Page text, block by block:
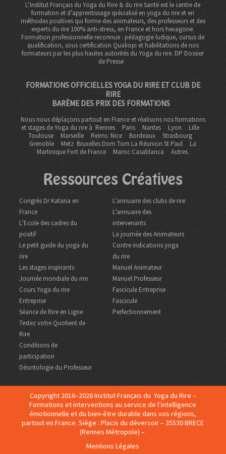
L’Institut Français du Yoga du Rire & du rire Santé est le centre de
formation et d’apprentissage spécialisé en yoga du rire et en
méthodes positives qui forme des animateurs, des professeurs et des
experts du rire 100% anti-stress, en France et hors hexagone.
Formation professionnelle reconnue : pédagogie ludique, cursus de
qualification, sous certification Qualiopi et habilitations de nos
formateurs par les plus hautes autorités du Yoga du rire. DPDossier
de Presse
FORMATIONS OFFICIELLES YOGA DU RIRE ET CLUB DE
RIRE
BARÈME DES PRIX DES FORMATIONS
Nous nous déplaçons partout en France et réalisons nos formations
et stages de Yoga du rire à Rennes Paris Nantes Lyon
Lille
Toulouse
Marseille Reims Nice Bordeaux
Strasbourg
Grenoble
Metz Bruxelles Dom TomLa Réunion St Paul
La
Martinique Fort de France
Maroc Casablanca Autres.
Ressources Créatives
Congrès Dr Kataria en
France
L’Ecole des cadres du
positif
Le petit guide du yoga du
rire
Les stages inspirants
Journée mondiale du rire
Cours Yoga du rire
Entreprise
Séance de Rire en Ligne
Testez votre Quotient de
Rire
Conditions de
participation
Déontologie du Professeur
L’annuaire des clubs de rire
L’annuaire des
intervenants
La journée des Animateurs
Contre indications yoga
du rire
Manuel Animateur
Manuel Professeur
Fascicule Entreprise
Fascicule
Perfectionnement
Copyright 2016–2026 Institut Français du Yoga du Rire –
Formations et interventions au service de l’intelligence
émotionnelle et du bien-être durable dans vos régions,
partout en France. Siège : Placis du déversoir – 35530 BRECE
(Rennes Métropole) –
Mentions Légales